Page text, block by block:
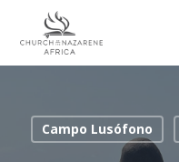
Hit enter to search
Campo Lusófono